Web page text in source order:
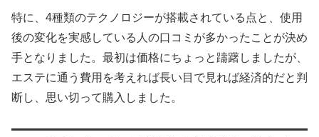
特に、4種類のテクノロジーが搭載されている点と、使用
後の変化を実感している人の口コミが多かったことが決め
手となりました。最初は価格にちょっと躊躇しましたが、
エステに通う費用を考えれば長い目で見れば経済的だと判
断し、思い切って購入しました。